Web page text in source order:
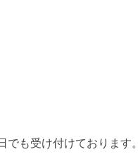
も受け付けております。